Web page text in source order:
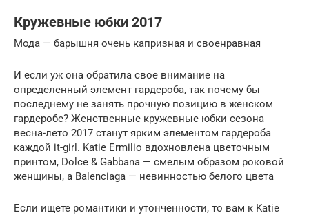
Кружевные юбки 2017
Мода — барышня очень капризная и своенравная
И если уж она обратила свое внимание на
определенный элемент гардероба, так почему бы
последнему не занять прочную позицию в женском
гардеробе? Женственные кружевные юбки сезона
весна-лето 2017 станут ярким элементом гардероба
каждой it-girl. Katie Ermilio вдохновлена цветочным
принтом, Dolce & Gabbana — смелым образом роковой
женщины, а Balenciaga — невинностью белого цвета
Если ищете романтики и утонченности, то вам к Katie